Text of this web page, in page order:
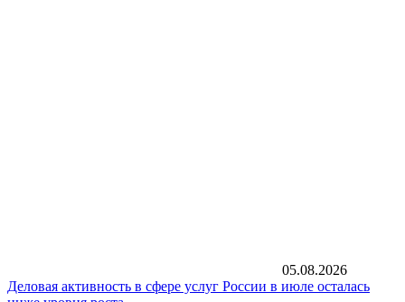
05.08.2026
Деловая активность в сфере услуг России в июле осталась